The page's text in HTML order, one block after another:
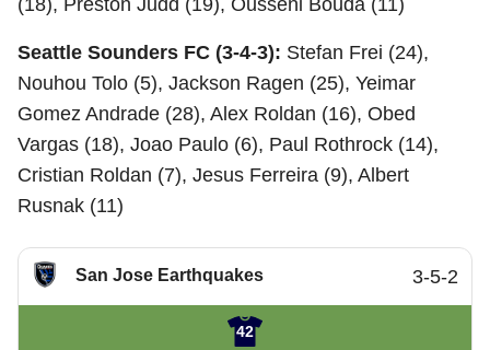
(18), Preston Judd (19), Ousseni Bouda (11)
Seattle Sounders FC (3-4-3): Stefan Frei (24),
Nouhou Tolo (5), Jackson Ragen (25), Yeimar
Gomez Andrade (28), Alex Roldan (16), Obed
Vargas (18), Joao Paulo (6), Paul Rothrock (14),
Cristian Roldan (7), Jesus Ferreira (9), Albert
Rusnak (11)
San Jose Earthquakes 3-5-2
42